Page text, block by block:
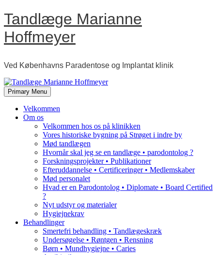
Skip
to
content
Tandlæge Marianne
Hoffmeyer
Ved Københavns Paradentose og Implantat klinik
Primary Menu
Velkommen
Om os
Velkommen hos os på klinikken
Vores historiske bygning på Strøget i indre by
Mød tandlægen
Hvornår skal jeg se en tandlæge • parodontolog ?
Forskningsprojekter • Publikationer
Efteruddannelse • Certificeringer • Medlemskaber
Mød personalet
Hvad er en Parodontolog • Diplomate • Board Certified
?
Nyt udstyr og materialer
Hygiejnekrav
Behandlinger
Smertefri behandling • Tandlægeskræk
Undersøgelse • Røntgen • Rensning
Børn • Mundhygiejne • Caries